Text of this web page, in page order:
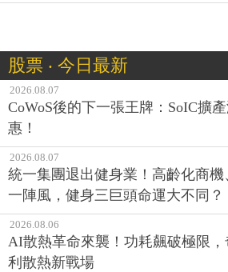
股票 ‧ 今日最新
2026.08.07
CoWoS後的下一張王牌：SoIC擴
惠！
2026.08.07
統一集團退出健身業！高齡化商
一陣風，健身三巨頭命運大不同？
2026.08.06
AI散熱革命來襲！功耗飆破極限
利散熱新戰場